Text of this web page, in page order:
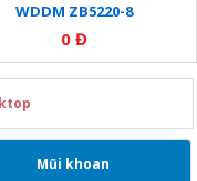
WDDM ZB5220-8
0 Đ
Mũi khoan